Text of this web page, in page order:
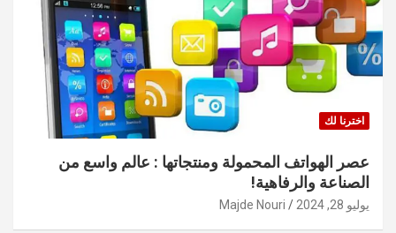
اخترنا لك
عصر الهواتف المحمولة ومنتجاتها : عالم واسع من
الصناعة والرفاهية!
يوليو 28, 2024 Majde Nouri